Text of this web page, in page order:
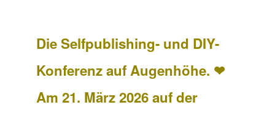
Die Selfpublishing- und DIY-
Konferenz auf Augenhöhe. ❤
Am 21. März 2026 auf der